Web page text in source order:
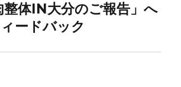
整体IN大分のご報告」へ
ードバック